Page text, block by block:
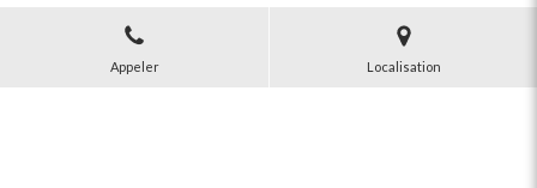
Appeler Localisation